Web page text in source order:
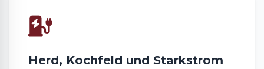
Herd, Kochfeld und Starkstrom